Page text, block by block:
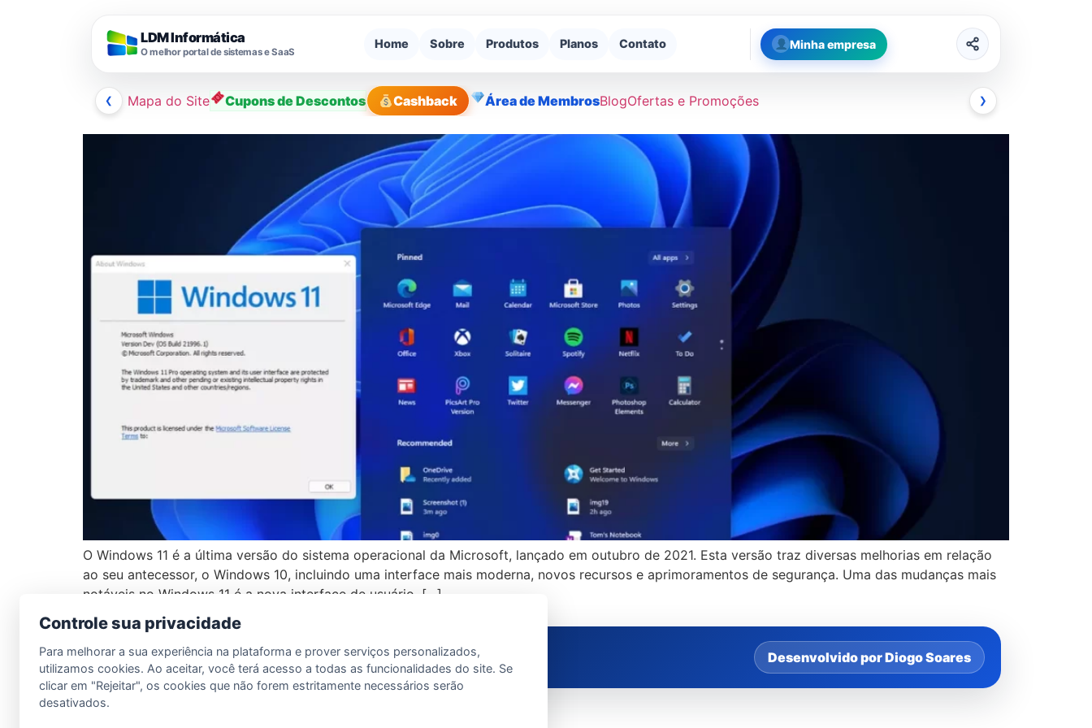
LDM Informática
O melhor portal de sistemas e SaaS
Home Sobre Produtos Planos Contato Minha empresa
❮ Mapa do Site Cupons de Descontos Cashback Área de MembrosBlogOfertas e Promoções ❯
O Windows 11 é a última versão do sistema operacional da Microsoft, lançado em outubro de 2021. Esta versão traz diversas melhorias em relação
ao seu antecessor, o Windows 10, incluindo uma interface mais moderna, novos recursos e aprimoramentos de segurança. Uma das mudanças mais
notáveis no Windows 11 é a nova interface de usuário, […]
LDM Informática Desenvolvido por Diogo Soares
Controle sua privacidade
Para melhorar a sua experiência na plataforma e prover serviços personalizados,
utilizamos cookies. Ao aceitar, você terá acesso a todas as funcionalidades do site. Se
clicar em "Rejeitar", os cookies que não forem estritamente necessários serão
desativados.